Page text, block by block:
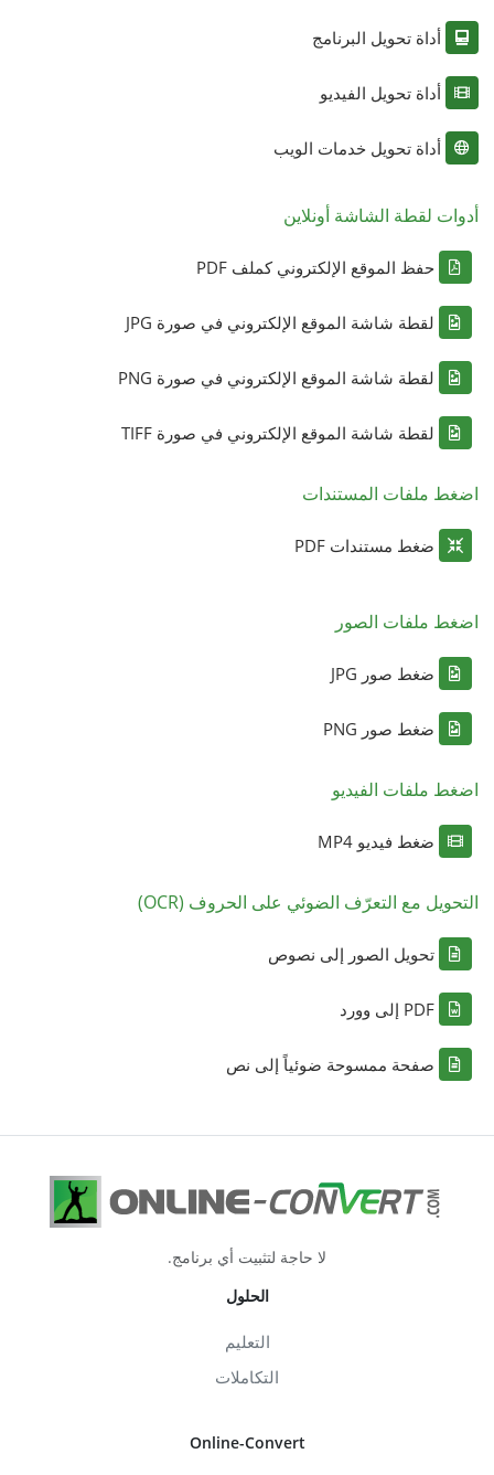
أداة تحويل البرنامج
أداة تحويل الفيديو
أداة تحويل خدمات الويب
أدوات لقطة الشاشة أونلاين
حفظ الموقع الإلكتروني كملف PDF
لقطة شاشة الموقع الإلكتروني في صورة JPG
لقطة شاشة الموقع الإلكتروني في صورة PNG
لقطة شاشة الموقع الإلكتروني في صورة TIFF
اضغط ملفات المستندات
ضغط مستندات PDF
اضغط ملفات الصور
ضغط صور JPG
ضغط صور PNG
اضغط ملفات الفيديو
ضغط فيديو MP4
التحويل مع التعرّف الضوئي على الحروف (OCR)
تحويل الصور إلى نصوص
PDF إلى وورد
صفحة ممسوحة ضوئياً إلى نص
لا حاجة لتثبيت أي برنامج.
الحلول
التعليم
التكاملات
Online-Convert